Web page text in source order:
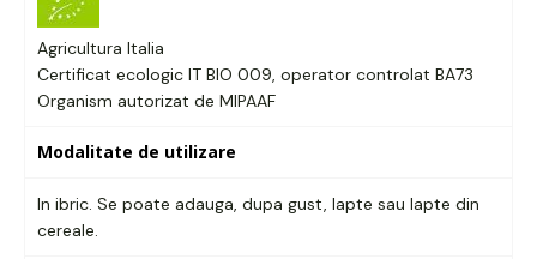
Agricultura Italia
Certificat ecologic IT BIO 009, operator controlat BA73
Organism autorizat de MIPAAF
Modalitate de utilizare
In ibric. Se poate adauga, dupa gust, lapte sau lapte din
cereale.